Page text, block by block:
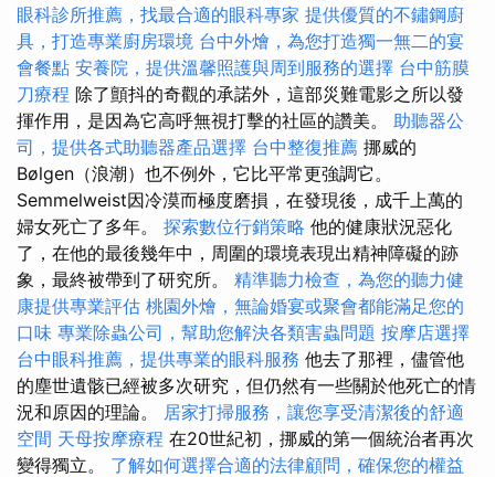
眼科診所推薦，找最合適的眼科專家 提供優質的不鏽鋼廚
具，打造專業廚房環境 台中外燴，為您打造獨一無二的宴
會餐點 安養院，提供溫馨照護與周到服務的選擇 台中筋膜
刀療程 除了顫抖的奇觀的承諾外，這部災難電影之所以發
揮作用，是因為它高呼無視打擊的社區的讚美。 助聽器公
司，提供各式助聽器產品選擇 台中整復推薦 挪威的
Bølgen（浪潮）也不例外，它比平常更強調它。
Semmelweist因冷漠而極度磨損，在發現後，成千上萬的
婦女死亡了多年。 探索數位行銷策略 他的健康狀況惡化
了，在他的最後幾年中，周圍的環境表現出精神障礙的跡
象，最終被帶到了研究所。 精準聽力檢查，為您的聽力健
康提供專業評估 桃園外燴，無論婚宴或聚會都能滿足您的
口味 專業除蟲公司，幫助您解決各類害蟲問題 按摩店選擇
台中眼科推薦，提供專業的眼科服務 他去了那裡，儘管他
的塵世遺骸已經被多次研究，但仍然有一些關於他死亡的情
況和原因的理論。 居家打掃服務，讓您享受清潔後的舒適
空間 天母按摩療程 在20世紀初，挪威的第一個統治者再次
變得獨立。 了解如何選擇合適的法律顧問，確保您的權益